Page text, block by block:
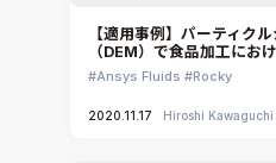
【適用事例】パーティク
（DEM）で食品加工にお
Ansys Fluids Rocky
2020.11.17 Hiroshi Kawaguchi